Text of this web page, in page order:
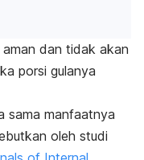
aman dan tidak akan
porsi gulanya
sama manfaatnya
oleh studi